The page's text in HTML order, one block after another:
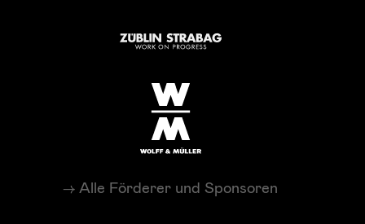
Alle Förderer und Sponsoren